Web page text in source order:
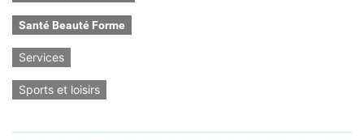
Santé Beauté Forme
Services
Sports et loisirs